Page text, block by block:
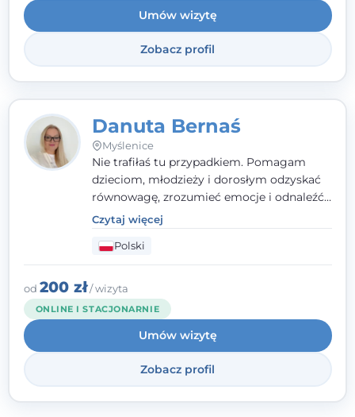
Umów wizytę
Zobacz profil
Danuta Bernaś
Myślenice
Nie trafiłaś tu przypadkiem. Pomagam
dzieciom, młodzieży i dorosłym odzyskać
równowagę, zrozumieć emocje i odnaleźć
wewnętrzną siłę. Moja droga do
psychologii zaczęła się od życia - pełnego
wyzwań, które nauczyły mnie uważności,
empatii i pokory. Dziś łączę doświadczenie
nauczycielki, psychologa, psychoterapeuty
i seksuologa tworząc bezpieczną
przestrzeń, w której można poczuć spokój i
wsparcie. Nie obiecuję łatwych rozwiązań -
ale mogę obiecać, że będę po Twojej
Czytaj więcej
Polski
od 200 zł/ wizyta
ONLINE I STACJONARNIE
Umów wizytę
Zobacz profil